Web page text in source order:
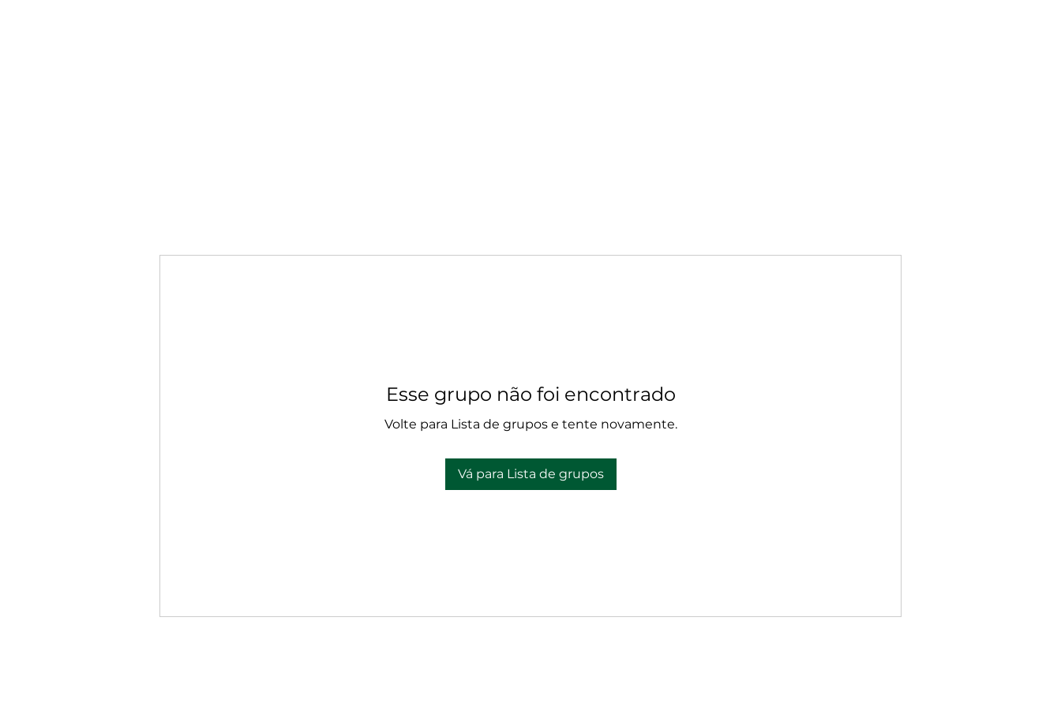
Esse grupo não foi encontrado
Volte para Lista de grupos e tente novamente.
Vá para Lista de grupos